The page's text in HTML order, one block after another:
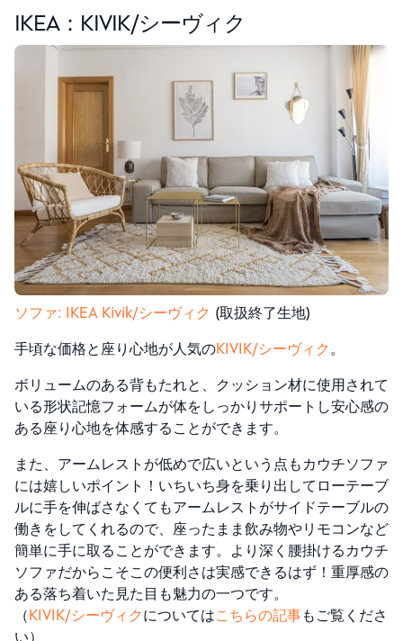
IKEA： KIVIK/シーヴィク
ソファ: IKEA Kivik/シーヴィク (取扱終了生地)
手頃な価格と座り心地が人気のKIVIK/シーヴィク 。
ボリュームのある背もたれと、クッション材に使用されて
いる形状記憶フォームが体をしっかりサポートし安心感の
ある座り心地を体感することができます。
また、アームレストが低めで広いという点もカウチソファ
には嬉しいポイント！いちいち身を乗り出してローテーブ
ルに手を伸ばさなくてもアームレストがサイドテーブルの
働きをしてくれるので、座ったまま飲み物やリモコンなど
簡単に手に取ることができます。より深く腰掛けるカウチ
ソファだからこそこの便利さは実感できるはず！重厚感の
ある落ち着いた見た目も魅力の一つです。
（ KIVIK/シーヴィク についてはこちらの記事もご覧くださ
い）